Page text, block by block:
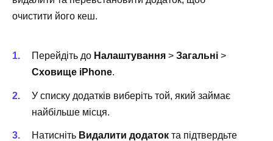
очистити його кеш.
Перейдіть до Налаштування > Загальні >
Сховище iPhone.
У списку додатків виберіть той, який займає
найбільше місця.
Натисніть Видалити додаток та підтвердьте